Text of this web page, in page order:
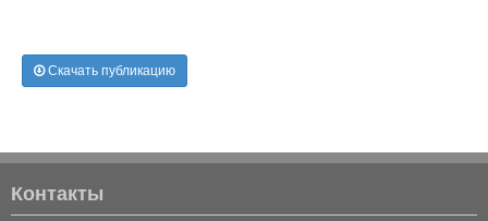
Скачать публикацию
Контакты